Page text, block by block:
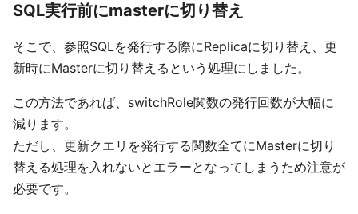
SQL実行前にmasterに切り替え
そこで、参照SQLを発行する際にReplicaに切り替え、更
新時にMasterに切り替えるという処理にしました。
この方法であれば、switchRole関数の発行回数が大幅に
減ります。
ただし、更新クエリを発行する関数全てにMasterに切り
替える処理を入れないとエラーとなってしまうため注意が
必要です。